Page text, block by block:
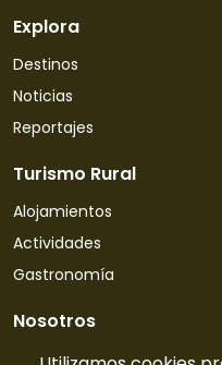
Explora
Destinos
Noticias
Reportajes
Turismo Rural
Alojamientos
Actividades
Gastronomía
Nosotros
Quiénes somos